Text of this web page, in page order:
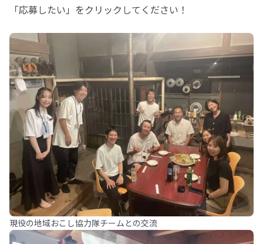
「応募したい」をクリックしてください！
現役の地域おこし協力隊チームとの交流